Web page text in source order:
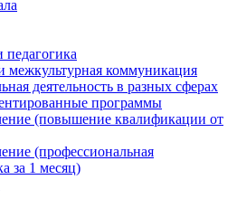
педагогика
межкультурная коммуникация
деятельность в разных сферах
программы
(повышение квалификации от
(профессиональная
за 1 месяц)